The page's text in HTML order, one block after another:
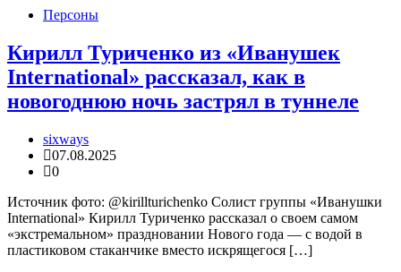
Персоны
Кирилл Туриченко из «Иванушек
International» рассказал, как в
новогоднюю ночь застрял в туннеле
sixways
07.08.2025
0
Источник фото: @kirillturichenko Солист группы «Иванушки
International» Кирилл Туриченко рассказал о своем самом
«экстремальном» праздновании Нового года — с водой в
пластиковом стаканчике вместо искрящегося […]